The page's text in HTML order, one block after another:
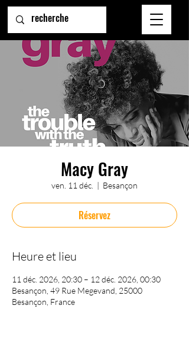
Macy Gray
ven. 11 déc.
  |
Besançon
Réservez
Heure et lieu
11 déc. 2026, 20:30 – 12 déc. 2026, 00:30
Besançon, 49 Rue Megevand, 25000
Besançon, France